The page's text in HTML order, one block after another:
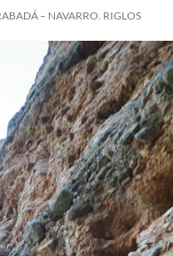
– NAVARRO. RIGLOS